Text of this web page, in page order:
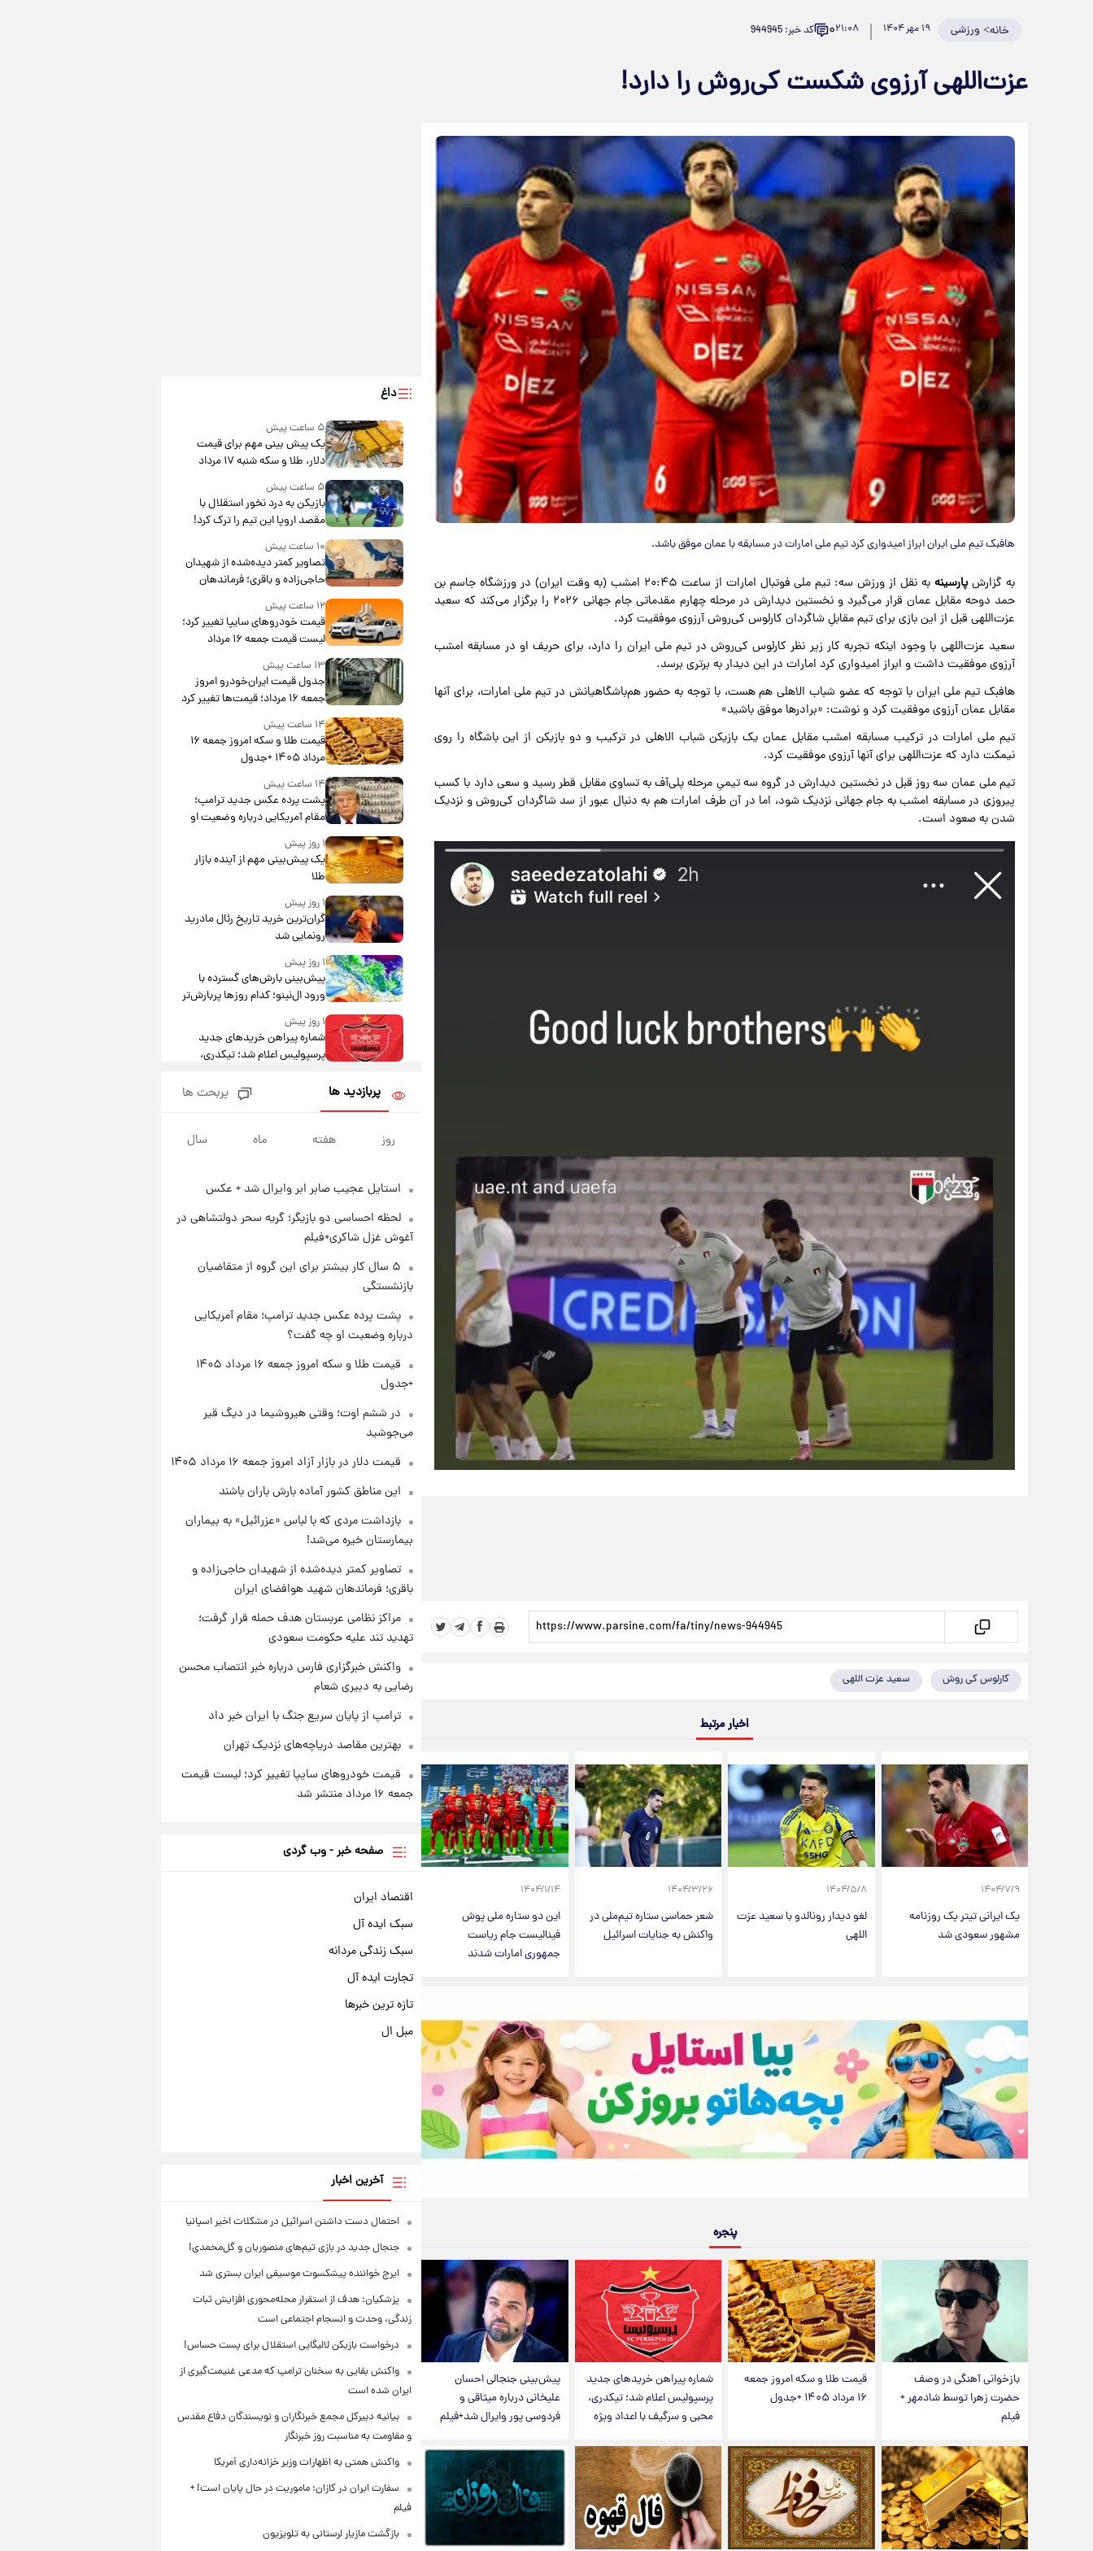
خانه> ورزشی ۱۹ مهر ۱۴۰۴ ۲۱:۰۸۰ کد خبر: 944945
عزت‌اللهی آرزوی شکست کی‌روش را دارد!
هافبک تیم ملی ایران ابراز امیدواری کرد تیم ملی امارات در مسابقه با عمان موفق باشد.
به گزارشپارسینه
به نقل از ورزش سه: تیم ملی فوتبال امارات از ساعت ۲۰:۴۵ امشب (به وقت ایران) در ورزشگاه جاسم بن
حمد دوحه مقابل عمان قرار می‌گیرد و نخستین دیدارش در مرحله چهارم مقدماتی جام جهانی ۲۰۲۶ را برگزار می‌کند که سعید
عزت‌اللهی قبل از این بازی برای تیم مقابلِ شاگردان کارلوس کی‌روش آرزوی موفقیت کرد.
سعید عزت‌اللهی با وجود اینکه تجربه کار زیر نظر کارلوس کی‌روش در تیم ملی ایران را دارد، برای حریف او در مسابقه امشب
آرزوی موفقیت داشت و ابراز امیدواری کرد امارات در این دیدار به برتری برسد.
هافبک تیم ملی ایران با توجه که عضو شباب الاهلی هم هست، با توجه به حضور هم‌باشگاهیانش در تیم ملی امارات، برای آنها
مقابل عمان آرزوی موفقیت کرد و نوشت: «برادرها موفق باشید»
تیم ملی امارات در ترکیب مسابقه امشب مقابل عمان یک بازیکن شباب الاهلی در ترکیب و دو بازیکن از این باشگاه را روی
نیمکت دارد که عزت‌اللهی برای آنها آرزوی موفقیت کرد.
تیم ملی عمان سه روز قبل در نخستین دیدارش در گروه سه تیمیِ مرحله پلی‌آف به تساوی مقابل قطر رسید و سعی دارد با کسب
پیروزی در مسابقه امشب به جام جهانی نزدیک شود، اما در آن طرف امارات هم به دنبال عبور از سد شاگردان کی‌روش و نزدیک
شدن به صعود است.
کارلوس کی روش سعید عزت اللهی
اخبار مرتبط
۱۴۰۴/۷/۹
یک ایرانی تیتر یک روزنامه
مشهور سعودی شد
۱۴۰۴/۵/۸
لغو دیدار رونالدو با سعید عزت
اللهی
۱۴۰۴/۳/۲۶
شعر حماسی ستاره تیم‌ملی در
واکنش به جنایات اسرائیل
۱۴۰۴/۱/۱۴
این دو ستاره ملی پوش
فینالیست جام ریاست
جمهوری امارات شدند
پنجره
بازخوانی آهنگی در وصف
حضرت زهرا توسط شادمهر +
فیلم
قیمت طلا و سکه امروز جمعه
۱۶ مرداد ۱۴۰۵ +جدول
شماره پیراهن خریدهای جدید
پرسپولیس اعلام شد؛ تیکدری،
محبی و سرگیف با اعداد ویژه
پیش‌بینی جنجالی احسان
علیخانی درباره میثاقی و
فردوسی پور وایرال شد+فیلم
داغ
۵ ساعت پیش
یک پیش ‌بینی مهم برای قیمت
دلار، طلا و سکه شنبه ۱۷ مرداد
۱۴۰۵
۵ ساعت پیش
بازیکن به درد نخور استقلال با
مقصد اروپا این تیم را ترک کرد!
۱۰ ساعت پیش
تصاویر کمتر دیده‌شده از شهیدان
حاجی‌زاده و باقری؛ فرماندهان
شهید هوافضای ایران
۱۲ ساعت پیش
قیمت خودروهای سایپا تغییر کرد؛
لیست قیمت جمعه ۱۶ مرداد
منتشر شد
۱۳ ساعت پیش
جدول قیمت ایران‌خودرو امروز
جمعه ۱۶ مرداد؛ قیمت‌ها تغییر کرد
۱۴ ساعت پیش
قیمت طلا و سکه امروز جمعه ۱۶
مرداد ۱۴۰۵ +جدول
۱۴ ساعت پیش
پشت پرده عکس جدید ترامپ؛
مقام آمریکایی درباره وضعیت او
چه گفت؟
۱ روز پیش
یک پیش‌بینی مهم از آینده بازار
طلا
۱ روز پیش
گران‌ترین خرید تاریخ رئال مادرید
رونمایی شد
۱ روز پیش
پیش‌بینی بارش‌های گسترده با
ورود ال‌نینو؛ کدام روزها پربارش‌تر
خواهند بود؟
۱ روز پیش
شماره پیراهن خریدهای جدید
پرسپولیس اعلام شد؛ تیکدری،
جزئیات فعال‌سازی «کیف پول
ایران» اعلام شد+فیلم
۱ روز پیش
۱۵ مرداد ۱۴۰۵ +جدول
قیمت طلا و سکه امروز پنجشنبه
۱۵ مرداد ۱۴۰۵
شارژ جدید کالابرگ برای سه
پربازدید ها پربحث ها
روز هفته ماه سال
استایل عجیب صابر ابر وایرال شد + عکس
لحظه احساسی دو بازیگر؛ گریه سحر دولتشاهی در
آغوش غزل شاکری+فیلم
۵ سال کار بیشتر برای این گروه از متقاضیان
بازنشستگی
پشت پرده عکس جدید ترامپ؛ مقام آمریکایی
درباره وضعیت او چه گفت؟
قیمت طلا و سکه امروز جمعه ۱۶ مرداد ۱۴۰۵
+جدول
در ششم اوت؛ وقتی هیروشیما در دیگ قیر
می‌جوشید
قیمت دلار در بازار آزاد امروز جمعه ۱۶ مرداد ۱۴۰۵
این مناطق کشور آماده بارش باران باشند
بازداشت مردی که با لباس «عزرائیل» به بیماران
بیمارستان خیره می‌شد!
تصاویر کمتر دیده‌شده از شهیدان حاجی‌زاده و
باقری؛ فرماندهان شهید هوافضای ایران
مراکز نظامی عربستان هدف حمله قرار گرفت؛
تهدید تند علیه حکومت سعودی
واکنش خبرگزاری فارس درباره خبر انتصاب محسن
رضایی به دبیری شعام
ترامپ از پایان سریع جنگ با ایران خبر داد
بهترین مقاصد دریاچه‌های نزدیک تهران
قیمت خودروهای سایپا تغییر کرد؛ لیست قیمت
جمعه ۱۶ مرداد منتشر شد
صفحه خبر - وب گردی
اقتصاد ایران
سبک ایده آل
سبک زندگی مردانه
تجارت ایده آل
تازه ترین خبرها
مبل ال
آخرین اخبار
احتمال دست داشتن اسرائیل در مشکلات اخیر اسپانیا
جنجال جدید در بازی تیم‌های منصوریان و گل‌محمدی!
ایرج خواننده پیشکسوت موسیقی ایران بستری شد
پزشکیان: هدف از استقرار محله‌محوری افزایش ثبات
زندگی، وحدت و انسجام اجتماعی است
درخواست بازیکن لالیگایی استقلال برای پست حساس!
واکنش بقایی به سخنان ترامپ که مدعی غنیمت‌گیری از
ایران شده است
بیانیه دبیرکل مجمع خبرنگاران و نویسندگان دفاع مقدس
و مقاومت به مناسبت روز خبرنگار
واکنش همتی به اظهارات وزیر خزانه‌داری آمریکا
سفارت ایران در کازان: ماموریت در حال پایان است! +
فیلم
بازگشت مازیار لرستانی به تلویزیون